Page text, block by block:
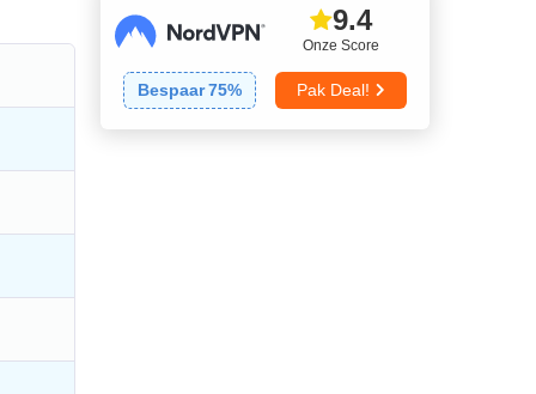
Onze Score
9.4
Bespaar75% Pak Deal!